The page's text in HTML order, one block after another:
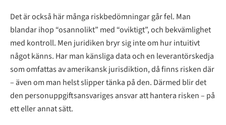
Det är också här många riskbedömningar går fel. Man
blandar ihop “osannolikt” med “oviktigt”, och bekvämlighet
med kontroll. Men juridiken bryr sig inte om hur intuitivt
något känns. Har man känsliga data och en leverantörskedja
som omfattas av amerikansk jurisdiktion, då finns risken där
– även om man helst slipper tänka på den. Därmed blir det
den personuppgiftsansvariges ansvar att hantera risken – på
ett eller annat sätt.